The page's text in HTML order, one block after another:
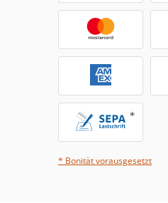
* Bonität vorausgesetzt